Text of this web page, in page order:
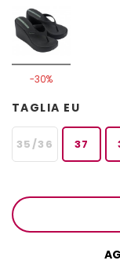
-30%
TAGLIA EU
35/36 37